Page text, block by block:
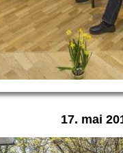
17. mai